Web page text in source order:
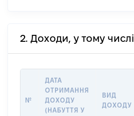
2. Доходи, у тому
№
ДАТА
ОТРИМАННЯ
ДОХОДУ
(НАБУТТЯ У
ВИД
ДОХОДУ